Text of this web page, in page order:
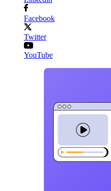
Facebook
Twitter
YouTube